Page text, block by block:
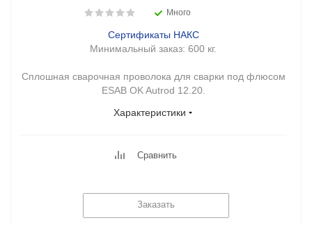
Много
Сертификаты НАКС
Минимальный заказ: 600 кг.
Сплошная сварочная проволока для сварки под флюсом
ESAB OK Autrod 12.20.
Характеристики
Сравнить
Заказать